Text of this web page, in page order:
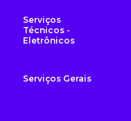
Serviços
Técnicos -
Eletrônicos
Serviços Gerais